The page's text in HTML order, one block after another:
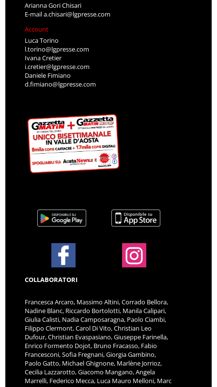
Arianna Gori Chisari
E-maila.chisari@lgpresse.com
Account
Luca Torino
l.torino@lgpresse.com
Ivana Cretier
i.cretier@lgpresse.com
Daniele Fimiano
d.fimiano@lgpresse.com
COLLABORATORI
Francesca Arcaro, Massimo Altini, Corrado Bellora,
Nadine Blanc, Riccardo Bortolotti, Manila Calipari,
Giulia Calisti, Nadia Camposaragna, Paolo Ciambi,
Filippo Clermont, Carol Di Vito, Christian Leo
Dufour, Christian Evaspasiano, Giuseppe Farinella,
Enrico Formento Dojot, Bruno Fracasso, Fabio
Francesconi, Sofia Fregnani, Giorgia Gambino,
Paolo Gatto, Michael Ghignone, Marlène Jorrioz,
Cecilia Lazzarotto, Giacomo Mangano, Angela
Marrelli, Federico Mecca, Luca Mauro Melloni, Marc